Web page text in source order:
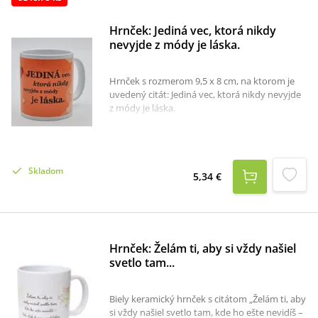
Hrnček: Jediná vec, ktorá nikdy
nevyjde z módy je láska.
Hrnček s rozmerom 9,5 x 8 cm, na ktorom je
uvedený citát: Jediná vec, ktorá nikdy nevyjde
z módy je láska.
Skladom 5,34 €
Hrnček: Želám ti, aby si vždy našiel
svetlo tam...
Biely keramický hrnček s citátom „Želám ti, aby
si vždy našiel svetlo tam, kde ho ešte nevidíš –